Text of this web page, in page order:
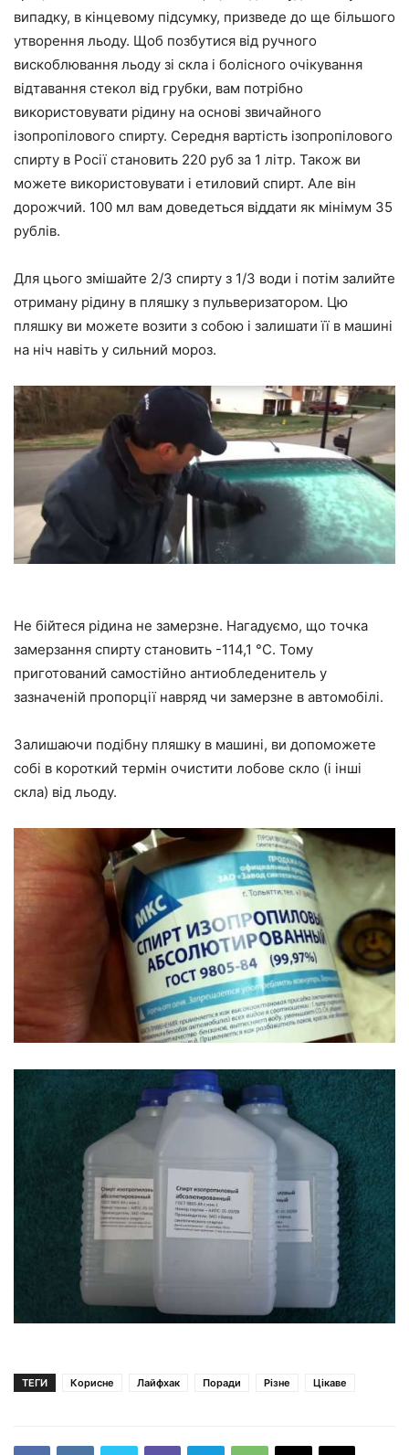
випадку, в кінцевому підсумку, призведе до ще більшого
утворення льоду. Щоб позбутися від ручного
вискоблювання льоду зі скла і болісного очікування
відтавання стекол від грубки, вам потрібно
використовувати рідину на основі звичайного
ізопропілового спирту. Середня вартість ізопропілового
спирту в Росії становить 220 руб за 1 літр. Також ви
можете використовувати і етиловий спирт. Але він
дорожчий. 100 мл вам доведеться віддати як мінімум 35
рублів.
Для цього змішайте 2/3 спирту з 1/3 води і потім залийте
отриману рідину в пляшку з пульверизатором. Цю
пляшку ви можете возити з собою і залишати її в машині
на ніч навіть у сильний мороз.
Не бійтеся рідина не замерзне. Нагадуємо, що точка
замерзання спирту становить -114,1 °C. Тому
приготований самостійно антиобледенитель у
зазначеній пропорції навряд чи замерзне в автомобілі.
Залишаючи подібну пляшку в машині, ви допоможете
собі в короткий термін очистити лобове скло (і інші
скла) від льоду.
ТЕГИ Корисне Лайфхак Поради Різне Цікаве